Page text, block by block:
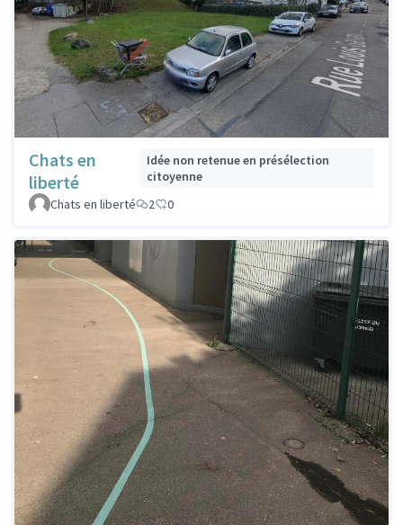
Chats en
liberté
Idée non retenue en présélection
citoyenne
Chats en liberté
2 0